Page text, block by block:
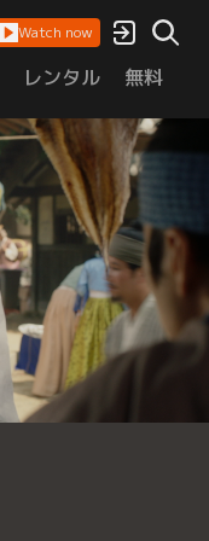
Watch now
レンタル 無料